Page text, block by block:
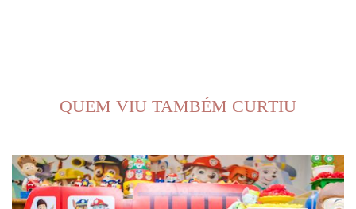
QUEM VIU TAMBÉM CURTIU